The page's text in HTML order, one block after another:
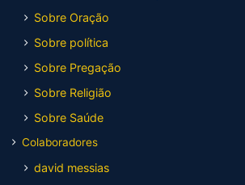
Sobre Oração
Sobre política
Sobre Pregação
Sobre Religião
Sobre Saúde
Colaboradores
david messias